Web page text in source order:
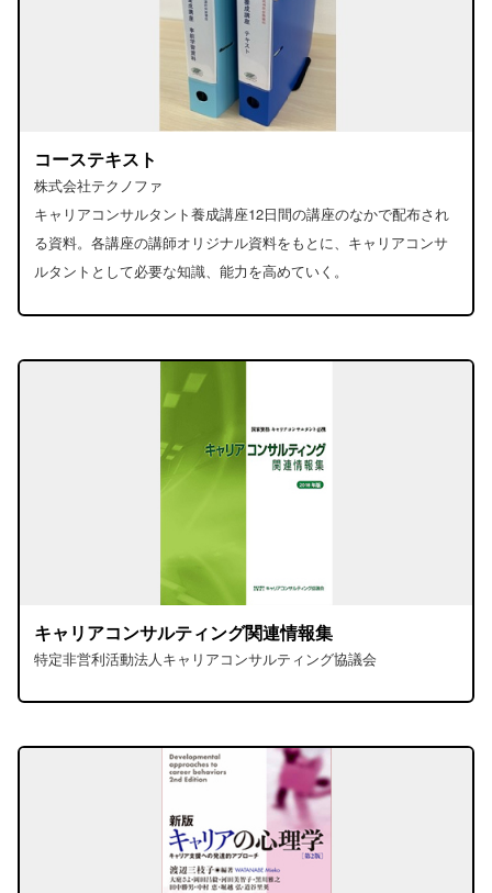
コーステキスト
株式会社テクノファ
キャリアコンサルタント養成講座12日間の講座のなかで配布され
る資料。各講座の講師オリジナル資料をもとに、キャリアコンサ
ルタントとして必要な知識、能力を高めていく。
キャリアコンサルティング関連情報集
特定非営利活動法人キャリアコンサルティング協議会